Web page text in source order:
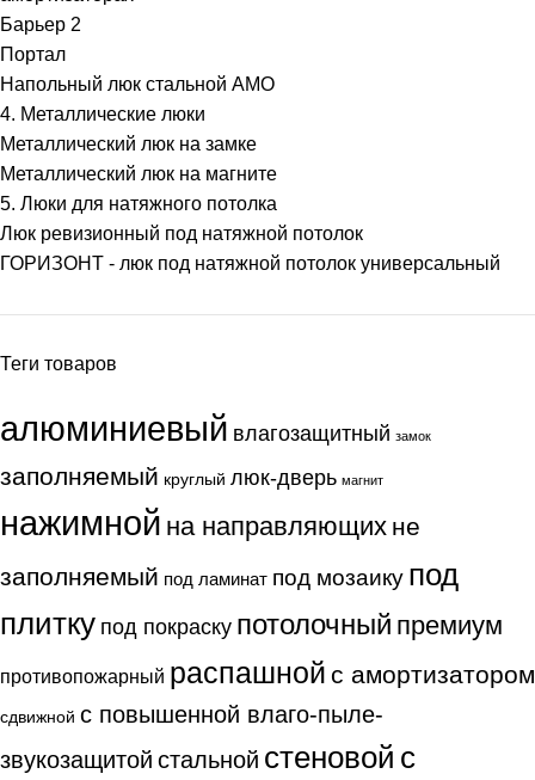
Барьер 2
Портал
Напольный люк стальной АМО
4. Металлические люки
Металлический люк на замке
Металлический люк на магните
5. Люки для натяжного потолка
Люк ревизионный под натяжной потолок
ГОРИЗОНТ - люк под натяжной потолок универсальный
Теги товаров
алюминиевый влагозащитный замок
заполняемый круглый люк-дверь магнит
нажимной на направляющих не
заполняемый под ламинат под мозаику под
плитку под покраску потолочный премиум
противопожарный распашной с амортизатором
сдвижной с повышенной влаго-пыле-
звукозащитой стальной стеновой с